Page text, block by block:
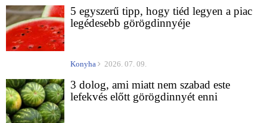
5 egyszerű tipp, hogy tiéd legyen a piac
legédesebb görögdinnyéje
Konyha 2026. 07. 09.
3 dolog, ami miatt nem szabad este
lefekvés előtt görögdinnyét enni